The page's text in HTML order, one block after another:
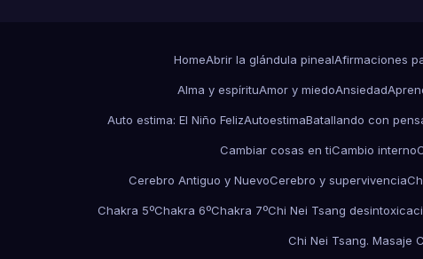
HomeAbrir la glándula pinealAfirmaciones
Alma y espírituAmor y miedoAnsiedad
Auto estima: El Niño FelizAutoestimaBatallando con
Cambiar cosas en tiCambio interno
Cerebro Antiguo y NuevoCerebro y supervivencia
Chakra 5ºChakra 6ºChakra 7ºChi Nei Tsang
Chi Nei Tsang. Masaje